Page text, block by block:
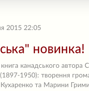
2015 22:05
новинка!
канадського автора
(1897-1950): творення
Кухаренко та Марини